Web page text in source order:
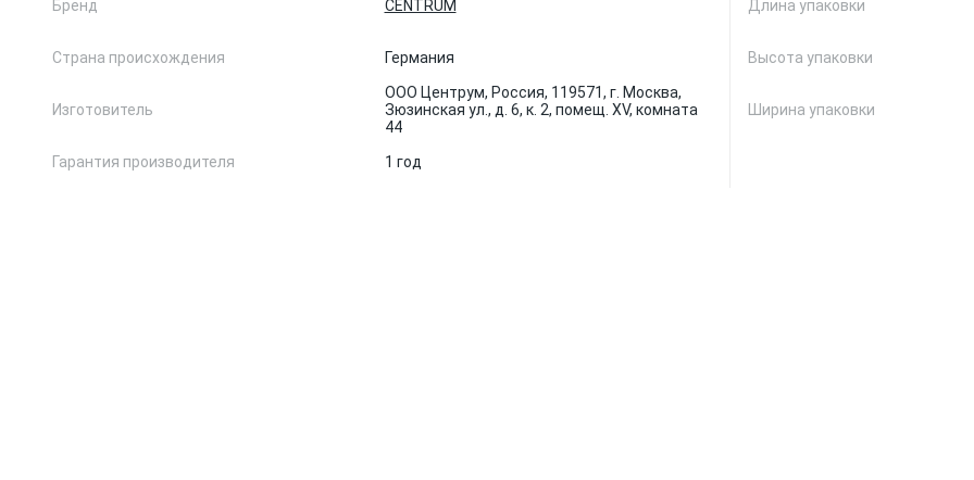
Бренд CENTRUM
Страна происхождения Германия
Изготовитель
ООО Центрум, Россия, 119571, г. Москва,
Зюзинская ул., д. 6, к. 2, помещ. XV, комната
44
Гарантия производителя
1 год
Длина упаковки
Высота упаковки
Ширина упаковки